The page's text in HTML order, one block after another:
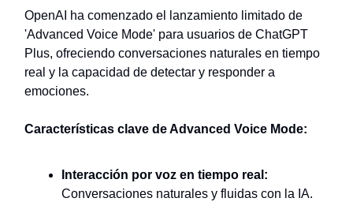
OpenAI ha comenzado el lanzamiento limitado de
'Advanced Voice Mode' para usuarios de ChatGPT
Plus, ofreciendo conversaciones naturales en tiempo
real y la capacidad de detectar y responder a
emociones.
Características clave de Advanced Voice Mode:
Interacción por voz en tiempo real:
Conversaciones naturales y fluidas con la IA.